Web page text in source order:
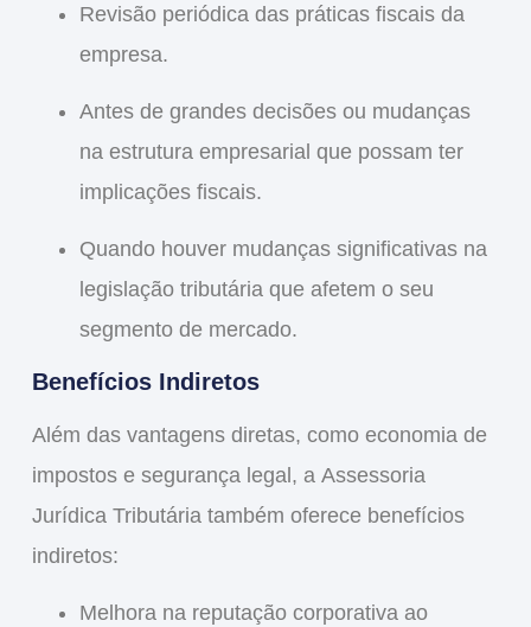
Revisão periódica das práticas fiscais da
empresa.
Antes de grandes decisões ou mudanças
na estrutura empresarial que possam ter
implicações fiscais.
Quando houver mudanças significativas na
legislação tributária que afetem o seu
segmento de mercado.
Benefícios Indiretos
Além das vantagens diretas, como economia de
impostos e segurança legal, a Assessoria
Jurídica Tributária também oferece benefícios
indiretos:
Melhora na reputação corporativa ao